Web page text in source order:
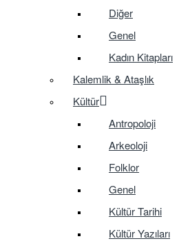
Diğer
Genel
Kadın Kitapları
Kalemlik & Ataşlık
Kültür
Antropoloji
Arkeoloji
Folklor
Genel
Kültür Tarihi
Kültür Yazıları